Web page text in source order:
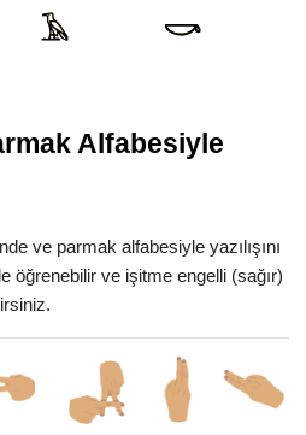
Alfabesiyle
ve parmak alfabesiyle yazılışını
öğrenebilir ve işitme engelli (sağır)